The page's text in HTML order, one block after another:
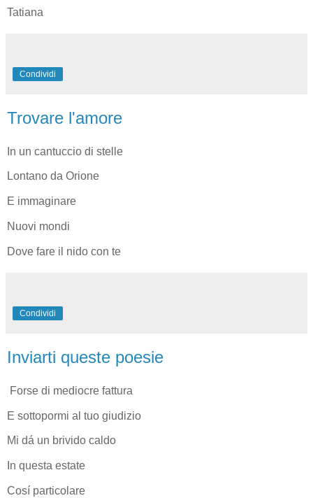
Tatiana
Condividi
Trovare l'amore
In un cantuccio di stelle
Lontano da Orione
E immaginare
Nuovi mondi
Dove fare il nido con te
Condividi
Inviarti queste poesie
Forse di mediocre fattura
E sottopormi al tuo giudizio
Mi dá un brivido caldo
In questa estate
Cosí particolare